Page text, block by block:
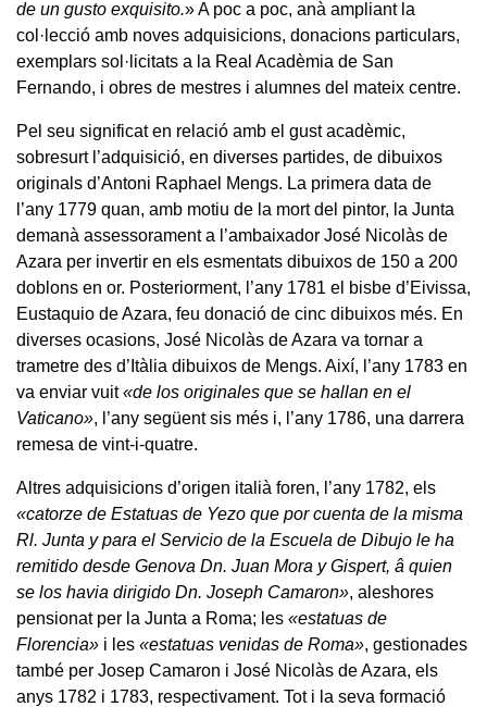
de un gusto exquisito.» A poc a poc, anà ampliant la
col·lecció amb noves adquisicions, donacions particulars,
exemplars sol·licitats a la Real Acadèmia de San
Fernando, i obres de mestres i alumnes del mateix centre.
Pel seu significat en relació amb el gust acadèmic,
sobresurt l’adquisició, en diverses partides, de dibuixos
originals d’Antoni Raphael Mengs. La primera data de
l’any 1779 quan, amb motiu de la mort del pintor, la Junta
demanà assessorament a l’ambaixador José Nicolàs de
Azara per invertir en els esmentats dibuixos de 150 a 200
doblons en or. Posteriorment, l’any 1781 el bisbe d’Eivissa,
Eustaquio de Azara, feu donació de cinc dibuixos més. En
diverses ocasions, José Nicolàs de Azara va tornar a
trametre des d’Itàlia dibuixos de Mengs. Així, l’any 1783 en
va enviar vuit«de los originales que se hallan en el
Vaticano», l’any següent sis més i, l’any 1786, una darrera
remesa de vint-i-quatre.
Altres adquisicions d’origen italià foren, l’any 1782, els
«catorze de Estatuas de Yezo que por cuenta de la misma
Rl. Junta y para el Servicio de la Escuela de Dibujo le ha
remitido desde Genova Dn. Juan Mora y Gispert, â quien
se los havia dirigido Dn. Joseph Camaron», aleshores
pensionat per la Junta a Roma; les «estatuas de
Florencia» i les «estatuas venidas de Roma», gestionades
també per Josep Camaron i José Nicolàs de Azara, els
anys 1782 i 1783, respectivament. Tot i la seva formació